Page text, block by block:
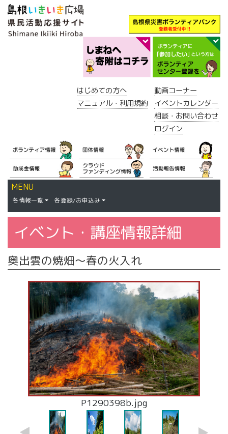
はじめての方へ
マニュアル・利用規約
動画コーナー
イベントカレンダー
相談・お問い合わせ
ログイン
MENU
各情報一覧 各登録/お申込み
イベント・講座情報詳細
奥出雲の焼畑〜春の火入れ
P1290398b.jpg
28755146533_b.jpg
P1930754-2.jpg
P1930773b.jpg